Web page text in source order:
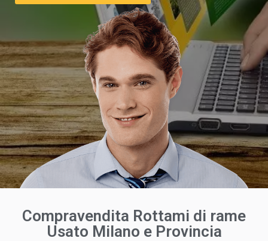
Compravendita Rottami di rame
Usato Milano e Provincia